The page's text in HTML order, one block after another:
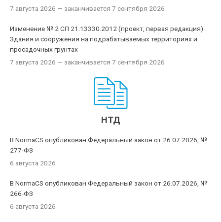
7 августа 2026 — заканчивается 7 сентября 2026
Изменение № 2 СП 21.13330.2012 (проект, первая редакция).
Здания и сооружения на подрабатываемых территориях и
просадочных грунтах
7 августа 2026 — заканчивается 7 сентября 2026
НТД
В NormaCS опубликован Федеральный закон от 26.07.2026, №
277-ФЗ
6 августа 2026
В NormaCS опубликован Федеральный закон от 26.07.2026, №
266-ФЗ
6 августа 2026